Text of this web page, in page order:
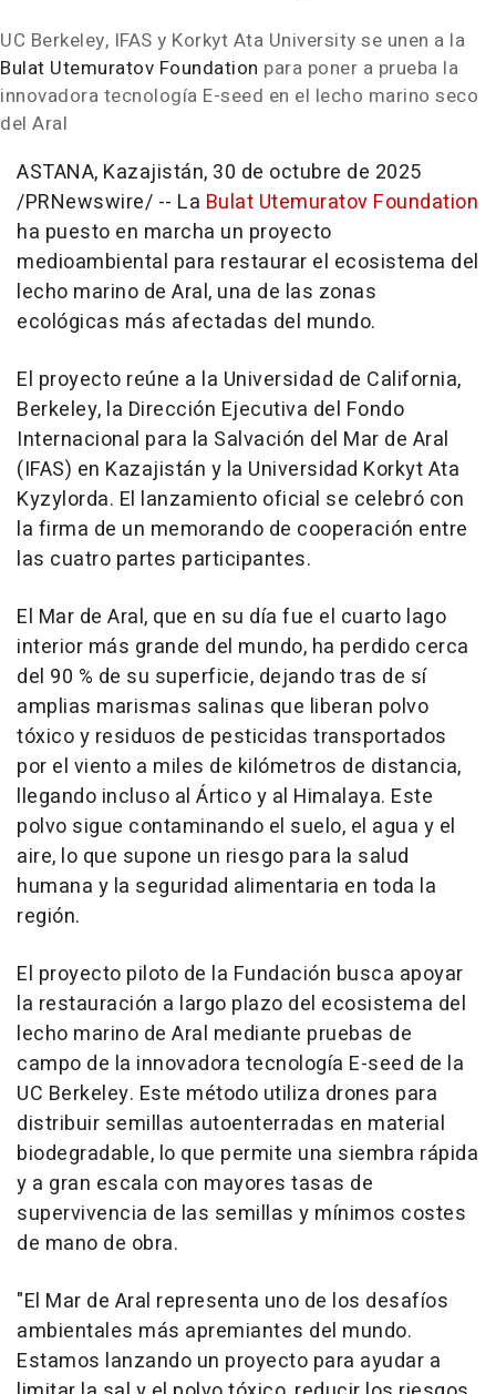
UC Berkeley, IFAS y Korkyt Ata University se unen a la
Bulat Utemuratov Foundation para poner a prueba la
innovadora tecnología E-seed en el lecho marino seco
del Aral
ASTANA, Kazajistán, 30 de octubre de 2025
/PRNewswire/ -- La Bulat Utemuratov Foundation
ha puesto en marcha un proyecto
medioambiental para restaurar el ecosistema del
lecho marino de Aral, una de las zonas
ecológicas más afectadas del mundo.
El proyecto reúne a la Universidad de California,
Berkeley, la Dirección Ejecutiva del Fondo
Internacional para la Salvación del Mar de Aral
(IFAS) en Kazajistán y la Universidad Korkyt Ata
Kyzylorda. El lanzamiento oficial se celebró con
la firma de un memorando de cooperación entre
las cuatro partes participantes.
El Mar de Aral, que en su día fue el cuarto lago
interior más grande del mundo, ha perdido cerca
del 90 % de su superficie, dejando tras de sí
amplias marismas salinas que liberan polvo
tóxico y residuos de pesticidas transportados
por el viento a miles de kilómetros de distancia,
llegando incluso al Ártico y al Himalaya. Este
polvo sigue contaminando el suelo, el agua y el
aire, lo que supone un riesgo para la salud
humana y la seguridad alimentaria en toda la
región.
El proyecto piloto de la Fundación busca apoyar
la restauración a largo plazo del ecosistema del
lecho marino de Aral mediante pruebas de
campo de la innovadora tecnología E-seed de la
UC Berkeley. Este método utiliza drones para
distribuir semillas autoenterradas en material
biodegradable, lo que permite una siembra rápida
y a gran escala con mayores tasas de
supervivencia de las semillas y mínimos costes
de mano de obra.
"El Mar de Aral representa uno de los desafíos
ambientales más apremiantes del mundo.
Estamos lanzando un proyecto para ayudar a